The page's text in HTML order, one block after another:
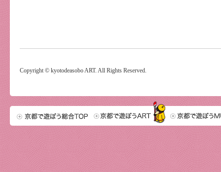
Copyright © kyotodeasobo ART. All Rights Reserved.